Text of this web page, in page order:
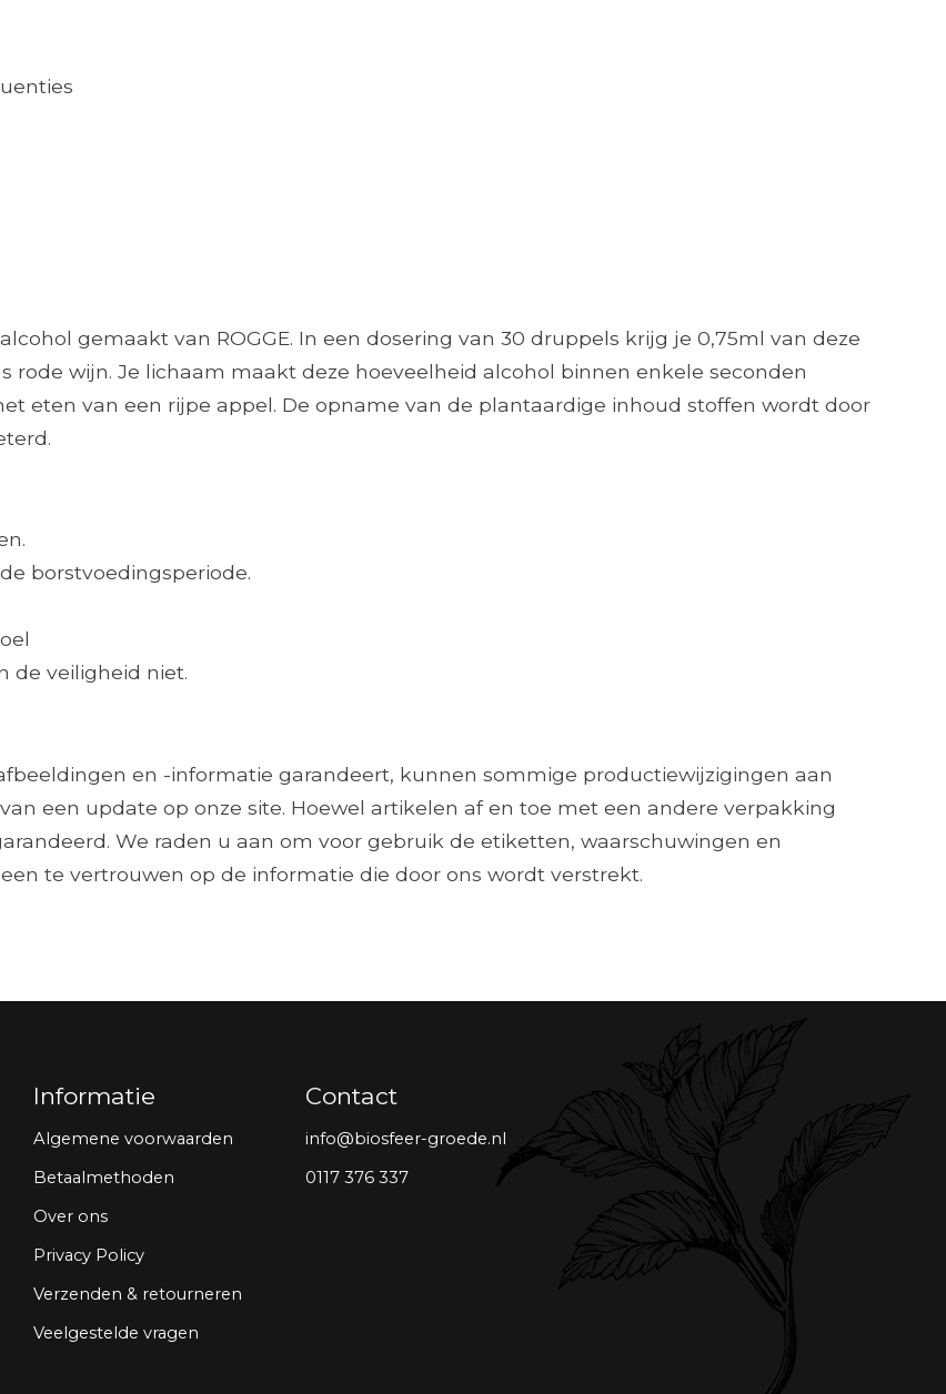
gemaakt van ROGGE. In een dosering van 30 druppels krijg je 0,75ml van deze
rode wijn. Je lichaam maakt deze hoeveelheid alcohol binnen enkele seconden
eten van een rijpe appel. De opname van de plantaardige inhoud stoffen wordt door
borstvoedingsperiode.
de veiligheid niet.
en -informatie garandeert, kunnen sommige productiewijzigingen aan
een update op onze site. Hoewel artikelen af ​​en toe met een andere verpakking
We raden u aan om voor gebruik de etiketten, waarschuwingen en
te vertrouwen op de informatie die door ons wordt verstrekt.
Informatie
Algemene voorwaarden
Betaalmethoden
Over ons
Privacy Policy
Verzenden & retourneren
Veelgestelde vragen
Contact
info@biosfeer-groede.nl
0117 376 337